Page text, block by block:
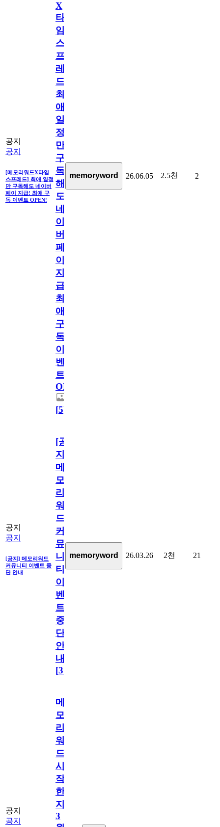
공지
공지
[메모리워드X타임
스프레드] 최애 일정
만 구독해도 네이버
페이 지급! 최애 구
독 이벤트 OPEN!
X
타
임
스
프
레
드]
최
애
일
정
만
구
독
해
도
네
이
버
페
이
지
급!
최
애
구
독
이
벤
트
OPEN!
[5]
memoryword 26.06.05 2.5천 2
공지
공지
[공지] 메모리워드
커뮤니티 이벤트 중
단 안내
[공
지]
메
모
리
워
드
커
뮤
니
티
이
벤
트
중
단
안
내
[31
memoryword 26.03.26 2천 21
공지
공지
메
모
리
워
드
시
작
한
지
3